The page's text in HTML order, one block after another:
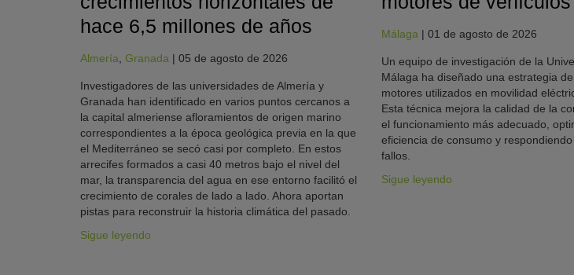
hace 6,5 millones de años
Almería, Granada | 05 de agosto de 2026
Investigadores de las universidades de Almería y
Granada han identificado en varios puntos cercanos a
la capital almeriense afloramientos de origen marino
correspondientes a la época geológica previa en la que
el Mediterráneo se secó casi por completo. En estos
arrecifes formados a casi 40 metros bajo el nivel del
mar, la transparencia del agua en ese entorno facilitó el
crecimiento de corales de lado a lado. Ahora aportan
pistas para reconstruir la historia climática del pasado.
Sigue leyendo
Málaga |01 de agosto de 2026
Un equipo de investigación de la
Málaga ha diseñado una estrategia
motores utilizados en movilidad
Esta técnica mejora la calidad de la
el funcionamiento más adecuado,
eficiencia de consumo y
fallos.
Sigue leyendo